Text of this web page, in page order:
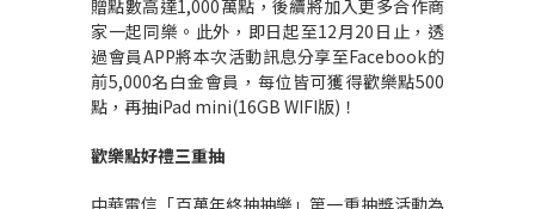
贈點數高達1,000萬點，後續將加入更多合作商
家一起同樂。此外，即日起至12月20日止，透
過會員APP將本次活動訊息分享至Facebook的
前5,000名白金會員，每位皆可獲得歡樂點500
點，再抽iPad mini(16GB WIFI版)！
歡樂點好禮三重抽
中華電信「百萬年終抽抽樂」第一重抽獎活動為